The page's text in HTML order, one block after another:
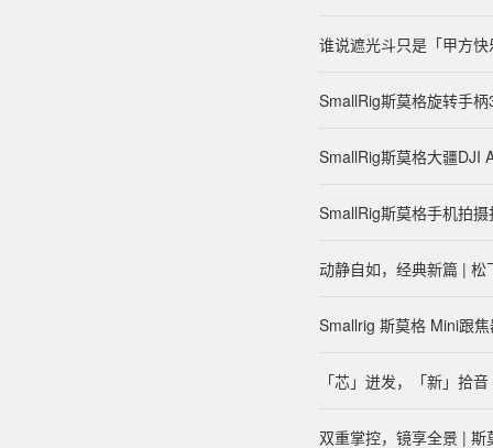
谁说遮光斗只是「甲方
SmallRig斯莫格旋转手
SmallRig斯莫格大疆DJI
SmallRig斯莫格手机拍
动静自如，经典新篇 |
Smallrig 斯莫格 Mini跟
「芯」迸发，「新」拾
双重掌控，镜享全景 |